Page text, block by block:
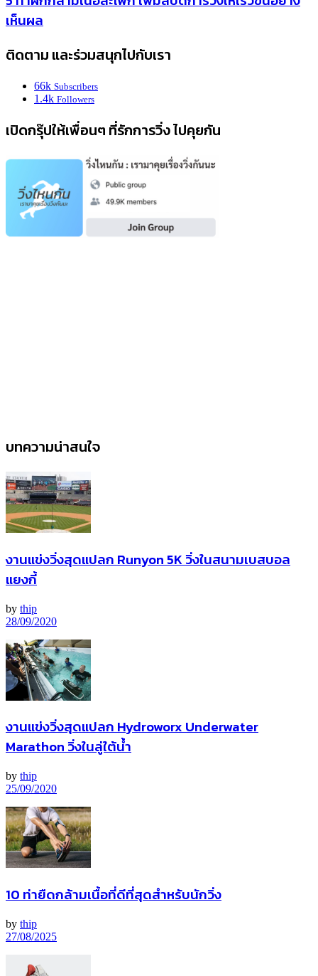
เห็นผล
ติดตาม และร่วมสนุกไปกับเรา
66k Subscribers
1.4k Followers
เปิดกรุ๊ปให้เพื่อนๆ ที่รักการวิ่ง ไปคุยกัน
บทความน่าสนใจ
งานแข่งวิ่งสุดแปลก Runyon 5K วิ่งในสนามเบสบอล
แยงกี้
by thip
28/09/2020
งานแข่งวิ่งสุดแปลก Hydroworx Underwater
Marathon วิ่งในลู่ใต้น้ำ
by thip
25/09/2020
10 ท่ายืดกล้ามเนื้อที่ดีที่สุดสำหรับนักวิ่ง
by thip
27/08/2025